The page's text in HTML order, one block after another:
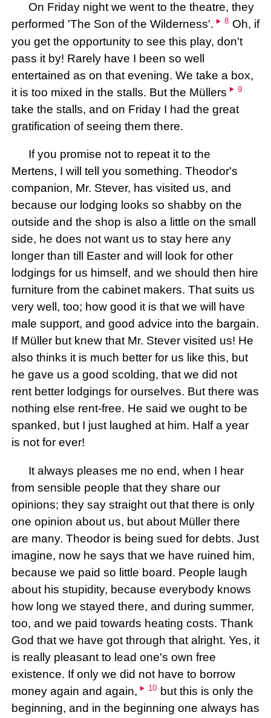
On Friday night we went to the theatre, they
performed 'The Son of the Wilderness'.
8 Oh, if
you get the opportunity to see this play, don't
pass it by! Rarely have I been so well
entertained as on that evening. We take a box,
it is too mixed in the stalls. But the Müllers
9
take the stalls, and on Friday I had the great
gratification of seeing them there.
If you promise not to repeat it to the
Mertens, I will tell you something. Theodor's
companion, Mr. Stever, has visited us, and
because our lodging looks so shabby on the
outside and the shop is also a little on the small
side, he does not want us to stay here any
longer than till Easter and will look for other
lodgings for us himself, and we should then hire
furniture from the cabinet makers. That suits us
very well, too; how good it is that we will have
male support, and good advice into the bargain.
If Müller but knew that Mr. Stever visited us! He
also thinks it is much better for us like this, but
he gave us a good scolding, that we did not
rent better lodgings for ourselves. But there was
nothing else rent-free. He said we ought to be
spanked, but I just laughed at him. Half a year
is not for ever!
It always pleases me no end, when I hear
from sensible people that they share our
opinions; they say straight out that there is only
one opinion about us, but about Müller there
are many. Theodor is being sued for debts. Just
imagine, now he says that we have ruined him,
because we paid so little board. People laugh
about his stupidity, because everybody knows
how long we stayed there, and during summer,
too, and we paid towards heating costs. Thank
God that we have got through that alright. Yes, it
is really pleasant to lead one's own free
existence. If only we did not have to borrow
money again and again,
10 but this is only the
beginning, and in the beginning one always has